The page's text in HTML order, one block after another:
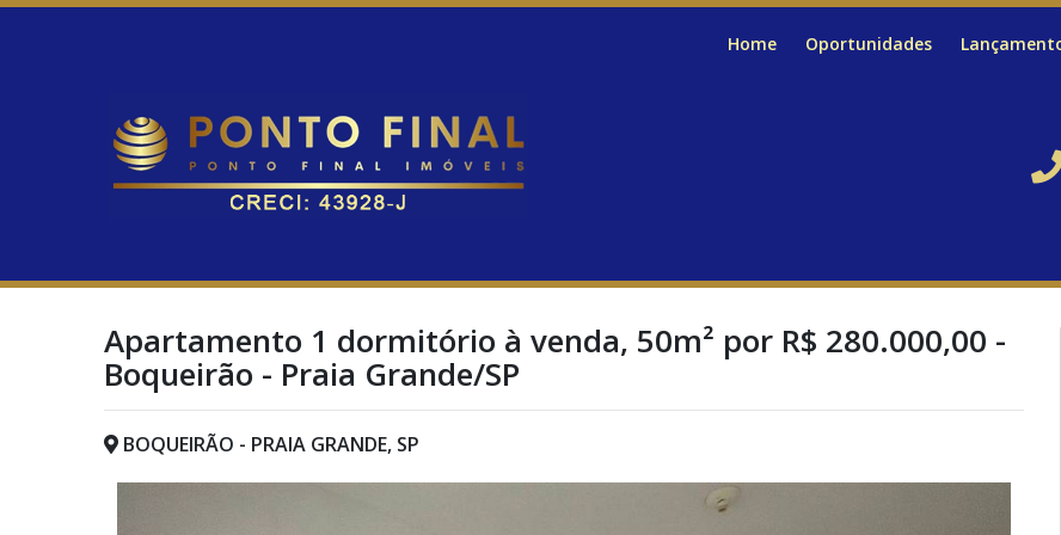
Home Oportunidades
Apartamento 1 dormitório à venda, 50m² por R$ 280.000,00 -
Boqueirão - Praia Grande/SP
BOQUEIRÃO - PRAIA GRANDE, SP